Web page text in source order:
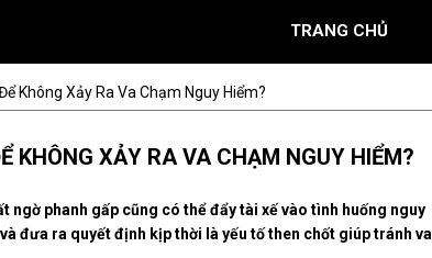
TRANG CHỦ
Không Xảy Ra Va Chạm Nguy Hiểm?
KHÔNG XẢY RA VA CHẠM NGUY HIỂM?
phanh gấp cũng có thể đẩy tài xế vào tình huống nguy
đưa ra quyết định kịp thời là yếu tố then chốt giúp tránh va